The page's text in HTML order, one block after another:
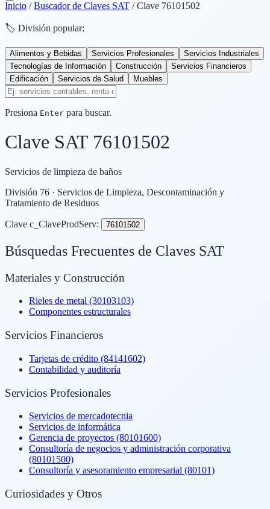
Inicio / Buscador de Claves SAT / Clave 76101502
🏷️ División popular:
Alimentos y Bebidas Servicios Profesionales
Servicios Industriales
Tecnologías de Información
Construcción
Servicios Financieros
Edificación
Servicios de Salud Muebles
Presiona Enter para buscar.
Clave SAT 76101502
Servicios de limpieza de baños
División 76 · Servicios de Limpieza, Descontaminación y
Tratamiento de Residuos
Clave c_ClaveProdServ: 76101502
Búsquedas Frecuentes de Claves SAT
Materiales y Construcción
Rieles de metal (30103103)
Componentes estructurales
Servicios Financieros
Tarjetas de crédito (84141602)
Contabilidad y auditoría
Servicios Profesionales
Servicios de mercadotecnia
Servicios de informática
Gerencia de proyectos (80101600)
Consultoría de negocios y administración corporativa
(80101500)
Consultoría y asesoramiento empresarial (80101)
Curiosidades y Otros